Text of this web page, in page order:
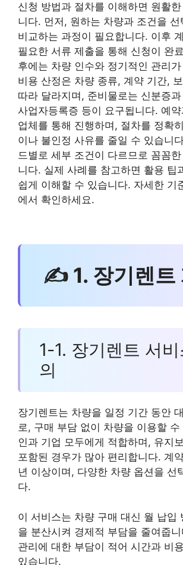
신청 방법과 절차를 이해하면 원활
니다. 먼저, 원하는 차량과 조건을 선
비교하는 과정이 필요합니다. 이후
필요한 서류 제출을 통해 신청이 완
후에는 차량 인수와 정기적인 관리
비용 산정은 차량 종류, 계약 기간,
따라 달라지며, 준비물로는 신분증
사업자등록증 등이 요구됩니다. 예
업체를 통해 진행하며, 절차를 정확
이나 불인정 사유를 줄일 수 있습니
드별로 세부 조건이 다르므로 꼼꼼
니다. 실제 사례를 참고하면 활용 팁
쉽게 이해할 수 있습니다. 자세한 기
에서 확인하세요.
✍ 1. 장기렌트
1-1. 장기렌트 서비
의
장기렌트는 차량을 일정 기간 동안
로, 구매 부담 없이 차량을 이용할 수
인과 기업 모두에게 적합하며, 유지
포함된 경우가 많아 편리합니다. 계
년 이상이며, 다양한 차량 옵션을 선
다.
이 서비스는 차량 구매 대신 월 납입
을 분산시켜 경제적 부담을 줄여줍
관리에 대한 부담이 적어 시간과 비
있습니다.